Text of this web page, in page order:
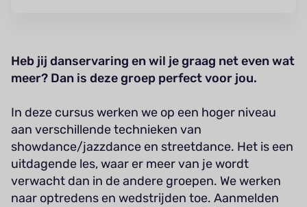
Heb jij danservaring en wil je graag net even wat
meer? Dan is deze groep perfect voor jou.
In deze cursus werken we op een hoger niveau
aan verschillende technieken van
showdance/jazzdance en streetdance. Het is een
uitdagende les, waar er meer van je wordt
verwacht dan in de andere groepen. We werken
naar optredens en wedstrijden toe. Aanmelden